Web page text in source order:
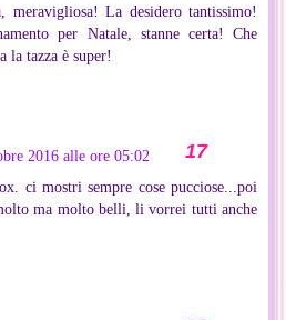
meravigliosa! La desidero tantissimo!
per Natale, stanne certa! Che
la tazza è super!
2016 alle ore 05:02
ci mostri sempre cose pucciose...poi
ma molto belli, li vorrei tutti anche